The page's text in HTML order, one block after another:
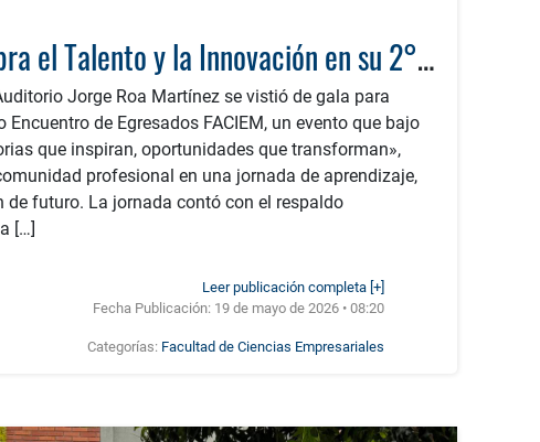
FACIEM Celebra el Talento y la Innovación en su 2° Encuentro de Egresados
Jorge Roa Martínez se vistió de gala para
Encuentro de Egresados FACIEM, un evento que bajo
que inspiran, oportunidades que transforman»,
profesional en una jornada de aprendizaje,
de futuro. La jornada contó con el respaldo
[…]
Leer publicación completa [+]
Fecha Publicación: 19 de mayo de 2026 • 08:20
Categorías: Facultad de Ciencias Empresariales